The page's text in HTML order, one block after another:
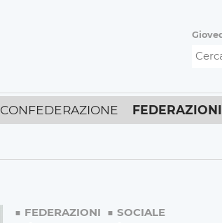
CONFEDERAZIONE FEDERAZIONI
FEDERAZIONI SOCIALE